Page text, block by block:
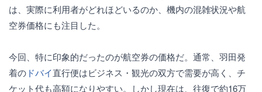
は、実際に利用者がどれほどいるのか、機内の混雑状況や航
空券価格にも注目した。
今回、特に印象的だったのが航空券の価格だ。通常、羽田発
着の ドバイ直行便はビジネス・観光の双方で需要が高く、チ
ケット代も高額になりやすい。しかし現在は、往復で約16万